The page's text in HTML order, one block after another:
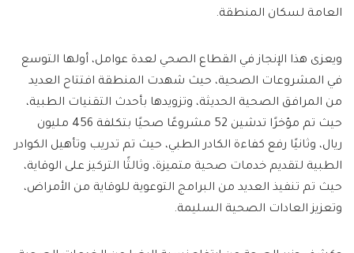
العامة لسكان المنطقة.
ويعزى هذا الإنجاز في القطاع الصحي لعدة عوامل، أولها التوسع
في المشروعات الصحية، حيث شهدت المنطقة افتتاح العديد
من المرافق الصحية الحديثة، وتزويدها بأحدث التقنيات الطبية،
حيث تم مؤخرًا تدشين 52 مشروعًا صحيًا بتكلفة 456 مليون
ريال، وثانيًا رفع كفاءة الكادر الطبي، حيث تم تدريب وتأهيل الكوادر
الطبية لتقديم خدمات صحية متميزة، وثالثًا التركيز على الوقاية،
حيث تم تنفيذ العديد من البرامج التوعوية للوقاية من الأمراض،
وتعزيز العادات الصحية السليمة.